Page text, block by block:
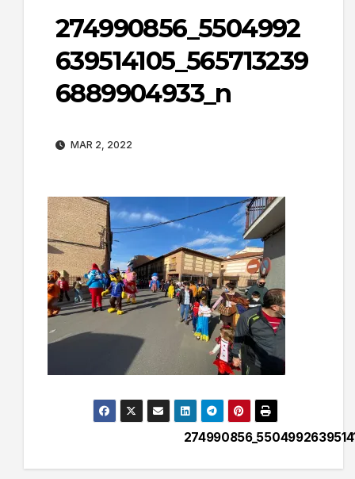
274990856_5504992
639514105_565713239
6889904933_n
MAR 2, 2022
Navegación